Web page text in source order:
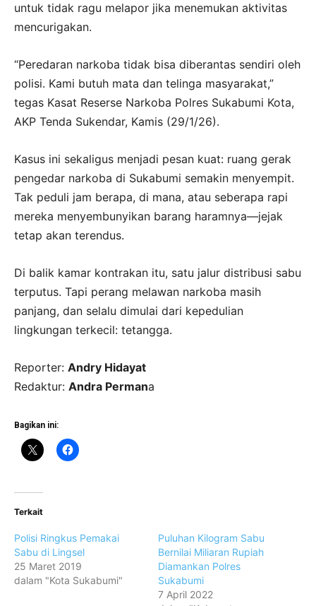
untuk tidak ragu melapor jika menemukan aktivitas
mencurigakan.
“Peredaran narkoba tidak bisa diberantas sendiri oleh
polisi. Kami butuh mata dan telinga masyarakat,”
tegas Kasat Reserse Narkoba Polres Sukabumi Kota,
AKP Tenda Sukendar, Kamis (29/1/26).
Kasus ini sekaligus menjadi pesan kuat: ruang gerak
pengedar narkoba di Sukabumi semakin menyempit.
Tak peduli jam berapa, di mana, atau seberapa rapi
mereka menyembunyikan barang haramnya—jejak
tetap akan terendus.
Di balik kamar kontrakan itu, satu jalur distribusi sabu
terputus. Tapi perang melawan narkoba masih
panjang, dan selalu dimulai dari kepedulian
lingkungan terkecil: tetangga.
Reporter: Andry Hidayat
Redaktur: Andra Permana
Bagikan ini:
Terkait
Polisi Ringkus Pemakai
Sabu di Lingsel
25 Maret 2019
dalam "Kota Sukabumi"
Puluhan Kilogram Sabu
Bernilai Miliaran Rupiah
Diamankan Polres
Sukabumi
7 April 2022